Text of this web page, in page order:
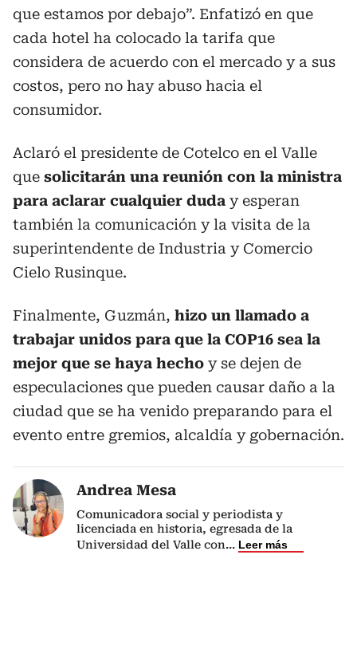
que estamos por debajo”. Enfatizó en que
cada hotel ha colocado la tarifa que
considera de acuerdo con el mercado y a sus
costos, pero no hay abuso hacia el
consumidor.
Aclaró el presidente de Cotelco en el Valle
que solicitarán una reunión con la ministra
para aclarar cualquier duda y esperan
también la comunicación y la visita de la
superintendente de Industria y Comercio
Cielo Rusinque.
Finalmente, Guzmán, hizo un llamado a
trabajar unidos para que la COP16 sea la
mejor que se haya hecho y se dejen de
especulaciones que pueden causar daño a la
ciudad que se ha venido preparando para el
evento entre gremios, alcaldía y gobernación.
Andrea Mesa
Comunicadora social y periodista y
licenciada en historia, egresada de la
Universidad del Valle con... Leer más